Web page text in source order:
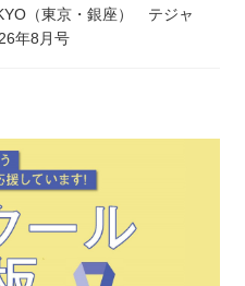
（東京・銀座） テジャ
年8月号